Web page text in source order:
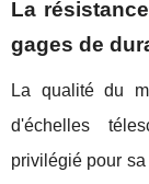
La
gages de
La qualité du
d'échelles
privilégié pour